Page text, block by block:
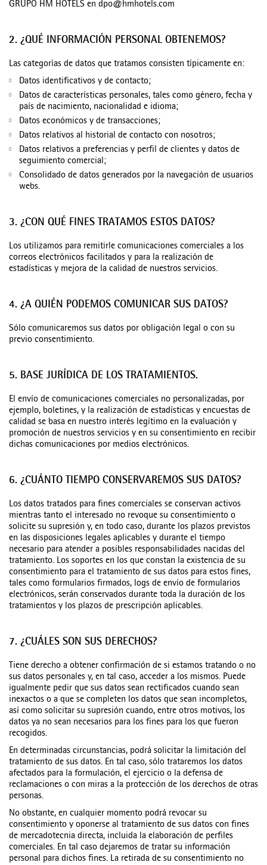
GRUPO HM HOTELS en dpo@hmhotels.com
2. ¿QUÉ INFORMACIÓN PERSONAL OBTENEMOS?
Las categorías de datos que tratamos consisten típicamente en:
Datos identificativos y de contacto;
Datos de características personales, tales como género, fecha y
país de nacimiento, nacionalidad e idioma;
Datos económicos y de transacciones;
Datos relativos al historial de contacto con nosotros;
Datos relativos a preferencias y perfil de clientes y datos de
seguimiento comercial;
Consolidado de datos generados por la navegación de usuarios
webs.
3. ¿CON QUÉ FINES TRATAMOS ESTOS DATOS?
Los utilizamos para remitirle comunicaciones comerciales a los
correos electrónicos facilitados y para la realización de
estadísticas y mejora de la calidad de nuestros servicios.
4. ¿A QUIÉN PODEMOS COMUNICAR SUS DATOS?
Sólo comunicaremos sus datos por obligación legal o con su
previo consentimiento.
5. BASE JURÍDICA DE LOS TRATAMIENTOS.
El envío de comunicaciones comerciales no personalizadas, por
ejemplo, boletines, y la realización de estadísticas y encuestas de
calidad se basa en nuestro interés legítimo en la evaluación y
promoción de nuestros servicios y en su consentimiento en recibir
dichas comunicaciones por medios electrónicos.
6. ¿CUÁNTO TIEMPO CONSERVAREMOS SUS DATOS?
Los datos tratados para fines comerciales se conservan activos
mientras tanto el interesado no revoque su consentimiento o
solicite su supresión y, en todo caso, durante los plazos previstos
en las disposiciones legales aplicables y durante el tiempo
necesario para atender a posibles responsabilidades nacidas del
tratamiento. Los soportes en los que constan la existencia de su
consentimiento para el tratamiento de sus datos para estos fines,
tales como formularios firmados, logs de envío de formularios
electrónicos, serán conservados durante toda la duración de los
tratamientos y los plazos de prescripción aplicables.
7. ¿CUÁLES SON SUS DERECHOS?
Tiene derecho a obtener confirmación de si estamos tratando o no
sus datos personales y, en tal caso, acceder a los mismos. Puede
igualmente pedir que sus datos sean rectificados cuando sean
inexactos o a que se completen los datos que sean incompletos,
así como solicitar su supresión cuando, entre otros motivos, los
datos ya no sean necesarios para los fines para los que fueron
recogidos.
En determinadas circunstancias, podrá solicitar la limitación del
tratamiento de sus datos. En tal caso, sólo trataremos los datos
afectados para la formulación, el ejercicio o la defensa de
reclamaciones o con miras a la protección de los derechos de otras
personas.
No obstante, en cualquier momento podrá revocar su
consentimiento y oponerse al tratamiento de sus datos con fines
de mercadotecnia directa, incluida la elaboración de perfiles
comerciales. En tal caso dejaremos de tratar su información
personal para dichos fines. La retirada de su consentimiento no